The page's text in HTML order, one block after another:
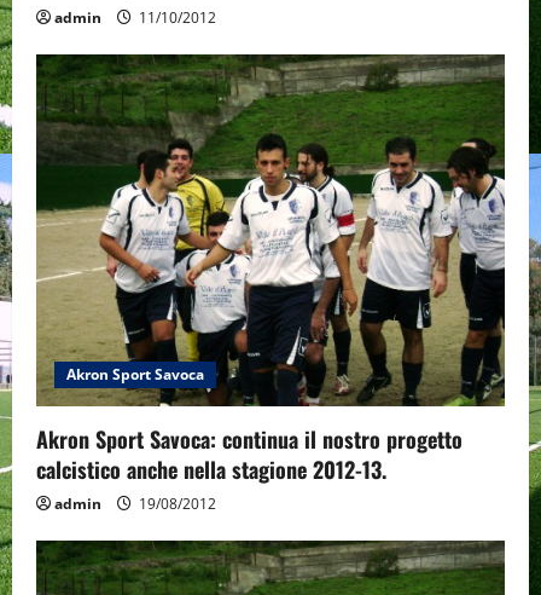
admin 11/10/2012
Akron Sport Savoca
Akron Sport Savoca: continua il nostro progetto
calcistico anche nella stagione 2012-13.
admin 19/08/2012